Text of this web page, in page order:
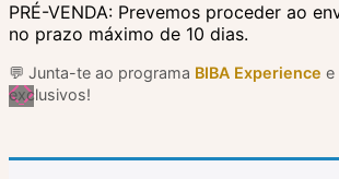
PRÉ-VENDA: Prevemos proceder ao
no prazo máximo de 10 dias.
💬 Junta-te ao programa BIBA Experience e
exclusivos!